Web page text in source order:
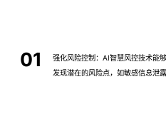
强化风险控制：AI智慧风控技术能
发现潜在的风险点，如敏感信息泄
01